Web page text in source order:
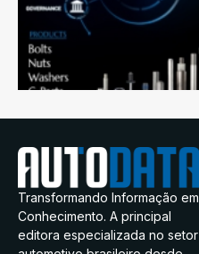
Transformando Informação em
Conhecimento. A principal
editora especializada no setor